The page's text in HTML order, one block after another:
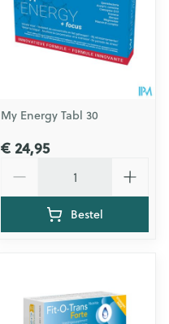
My Energy Tabl 30
€ 24,95
Bestel